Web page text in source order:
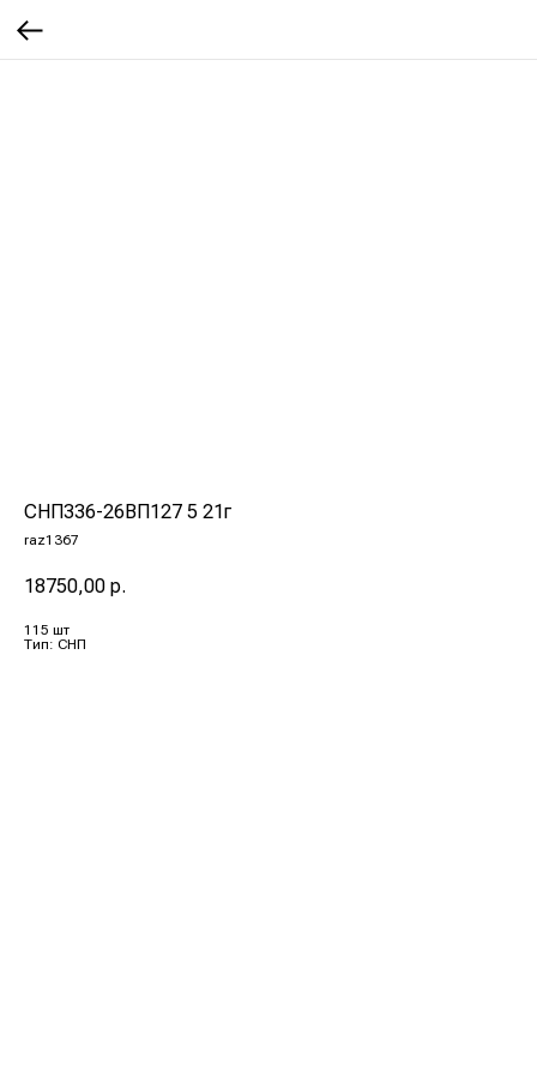
СНП336-26ВП127 5 21г
raz1367
18750,00 р.
115 шт
Тип: СНП